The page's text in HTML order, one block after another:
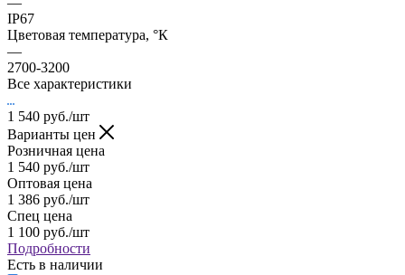
IP67
Цветовая температура, °К
—
2700-3200
Все характеристики
1 540 руб./шт
Варианты цен
Розничная цена
1 540 руб./шт
Оптовая цена
1 386 руб./шт
Спец цена
1 100 руб./шт
Подробности
Есть в наличии